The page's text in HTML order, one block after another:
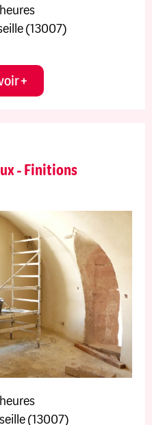
(13007)
+
- Finitions
(13007)